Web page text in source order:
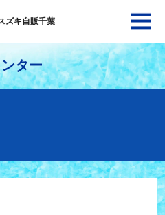
ズキ自販千葉
ター